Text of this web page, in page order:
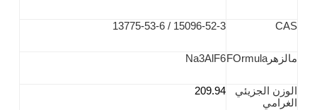
CAS
15096-52-3 / 13775-53-6
مالزهر FOrmula
Na3AlF6
الوزن الجزيئي
الغرامي
209.94